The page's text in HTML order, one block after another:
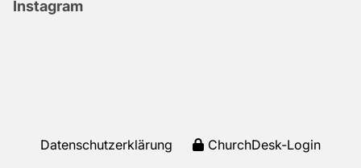
Instagram
Datenschutzerklärung ChurchDesk-Login